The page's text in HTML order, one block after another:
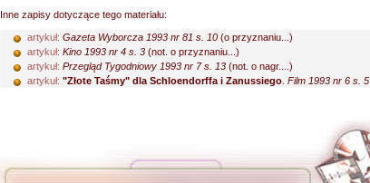
Inne zapisy dotyczące tego materiału:
artykuł: Gazeta Wyborcza 1993 nr 81 s. 10 (o przyznaniu...)
artykuł: Kino 1993 nr 4 s. 3 (not. o przyznaniu...)
artykuł: Przegląd Tygodniowy 1993 nr 7 s. 13 (not. o nagr....)
artykuł: "Złote Taśmy" dla Schloendorffa i Zanussiego Film 1993 nr 6 s. 5